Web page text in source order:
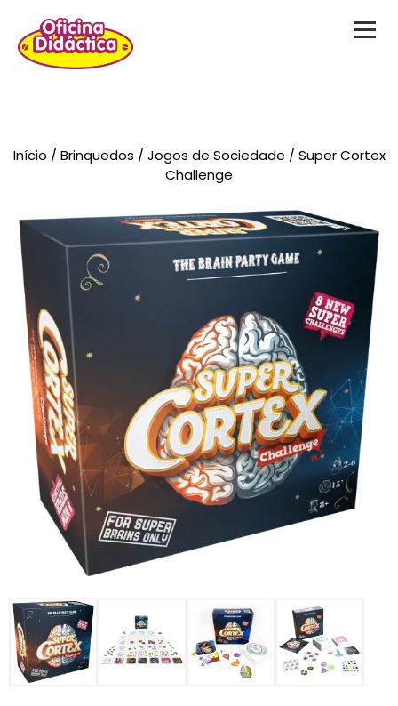
Brinquedos
Material de Intervenção
Formação
Catálogos
CARRINHO
0 items
Início /Brinquedos /Jogos de Sociedade / Super Cortex
Challenge